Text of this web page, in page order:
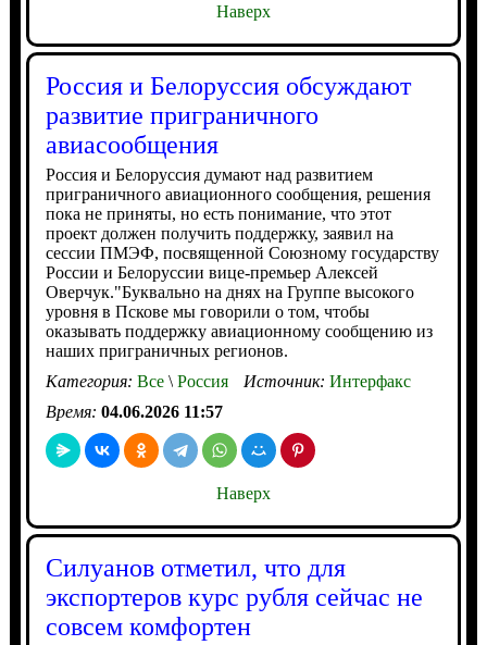
Наверх
Россия и Белоруссия обсуждают
развитие приграничного
авиасообщения
Россия и Белоруссия думают над развитием
приграничного авиационного сообщения, решения
пока не приняты, но есть понимание, что этот
проект должен получить поддержку, заявил на
сессии ПМЭФ, посвященной Союзному государству
России и Белоруссии вице-премьер Алексей
Оверчук."Буквально на днях на Группе высокого
уровня в Пскове мы говорили о том, чтобы
оказывать поддержку авиационному сообщению из
наших приграничных регионов.
Категория: Все\Россия Источник: Интерфакс
Время: 04.06.2026 11:57
Наверх
Силуанов отметил, что для
экспортеров курс рубля сейчас не
совсем комфортен